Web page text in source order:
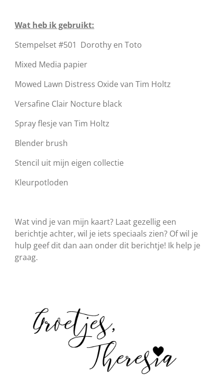
Wat heb ik gebruikt:
Stempelset #501 Dorothy en Toto
Mixed Media papier
Mowed Lawn Distress Oxide van Tim Holtz
Versafine Clair Nocture black
Spray flesje van Tim Holtz
Blender brush
Stencil uit mijn eigen collectie
Kleurpotloden
Wat vind je van mijn kaart? Laat gezellig een
berichtje achter, wil je iets speciaals zien? Of wil je
hulp geef dit dan aan onder dit berichtje! Ik help je
graag.